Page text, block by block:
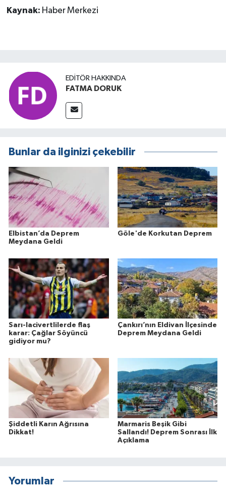
Kaynak: Haber Merkezi
EDITÖR HAKKINDA
FATMA DORUK
Bunlar da ilginizi çekebilir
Elbistan’da Deprem
Meydana Geldi
Göle'de Korkutan Deprem
Sarı-lacivertlilerde flaş
karar: Çağlar Söyüncü
gidiyor mu?
Çankırı’nın Eldivan İlçesinde
Deprem Meydana Geldi
Şiddetli Karın Ağrısına
Dikkat!
Marmaris Beşik Gibi
Sallandı! Deprem Sonrası İlk
Açıklama
Yorumlar